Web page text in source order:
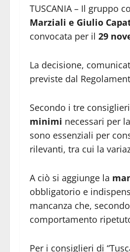
TUSCANIA – Il gruppo
Marziali e Giulio
convocata per il 29
La decisione,
previste dal
Secondo i tre
minimi necessari per
sono essenziali per
rilevanti, tra cui la
A ciò si aggiunge la
obbligatorio e
mancanza che,
comportamento
Per i consiglieri di